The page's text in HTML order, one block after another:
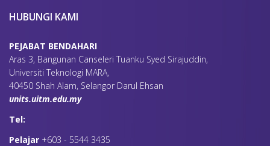
HUBUNGI KAMI
PEJABAT BENDAHARI
Aras 3, Bangunan Canseleri Tuanku Syed Sirajuddin,
Universiti Teknologi MARA,
40450 Shah Alam, Selangor Darul Ehsan
units.uitm.edu.my
Tel:
Pelajar +603 - 5544 3435